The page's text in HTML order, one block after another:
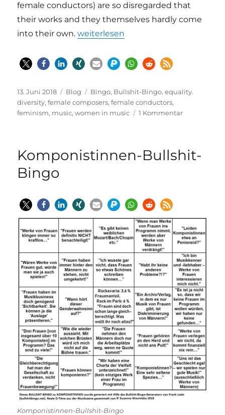
female conductors) are so disregarded that
their works and they themselves hardly come
into their own.„Female Composer’s Bullshit Bingo“
weiterlesen
Veröffentlicht
am
13. Juni 2018 Kategorien
Blog Schlagwörter
Bingo, Bullshit-Bingo,equality.
diversity,female composers,female conductors,
feminism, music,women in music 1 Kommentarzu
Bingo
Komponistinnen-Bullshit-
Bingo
Komponistinnen-Bullshit-Bingo